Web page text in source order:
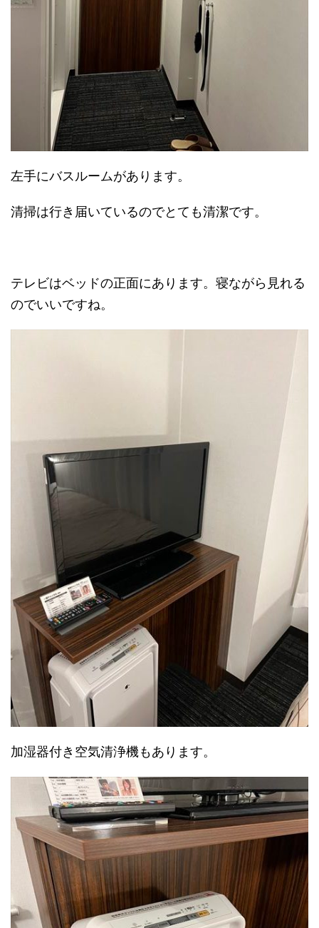
左手にバスルームがあります。
清掃は行き届いているのでとても清潔です。
テレビはベッドの正面にあります。寝ながら見れる
のでいいですね。
加湿器付き空気清浄機もあります。